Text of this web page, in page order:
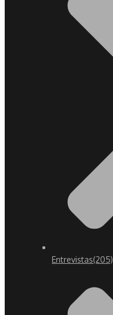
Entrevistas(205)